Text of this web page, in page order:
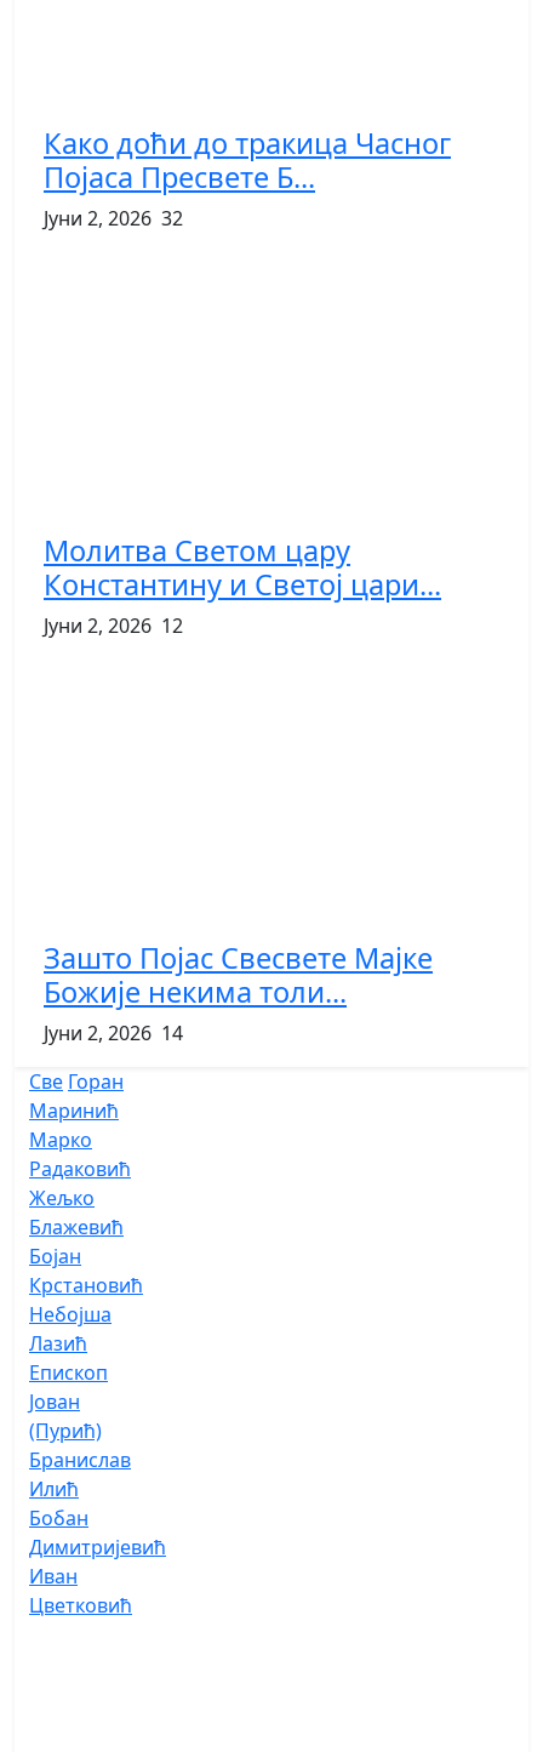
Како доћи до тракица Часног
Појаса Пресвете Б...
Јуни 2, 2026 32
Молитва Светом цару
Константину и Светој цари...
Јуни 2, 2026 12
Зашто Појас Свесвете Мајке
Божије некима толи...
Јуни 2, 2026 14
Све Горан
Маринић
Марко
Радаковић
Жељко
Блажевић
Бојан
Крстановић
Небојша
Лазић
Епископ
Јован
(Пурић)
Бранислав
Илић
Бобан
Димитријевић
Иван
Цветковић